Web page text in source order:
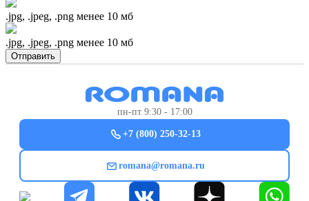
.jpg, .jpeg, .png менее 10 мб
.jpg, .jpeg, .png менее 10 мб
Отправить
пн-пт 9:30 - 17:00
+7 (800) 250-32-13
romana@romana.ru